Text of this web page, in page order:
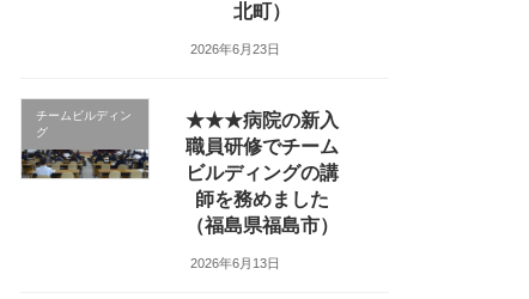
北町）
2026年6月23日
チームビルディン
グ
★★★病院の新入
職員研修でチーム
ビルディングの講
師を務めました
（福島県福島市）
2026年6月13日